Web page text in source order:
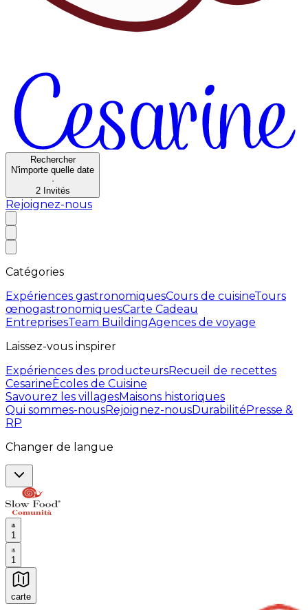
Rechercher
N'importe quelle date
·
2 Invités
Rejoignez-nous
Catégories
Expériences gastronomiquesCours de cuisineTours
œnogastronomiquesCarte Cadeau
EntreprisesTeam BuildingAgences de voyage
Laissez-vous inspirer
Expériences des producteursRecueil de recettes
CesarineÈcoles de Cuisine
Savourez les villagesMaisons historiques
Qui sommes-nousRejoignez-nousDurabilitéPresse &
RP
Changer de langue
1
1
carte